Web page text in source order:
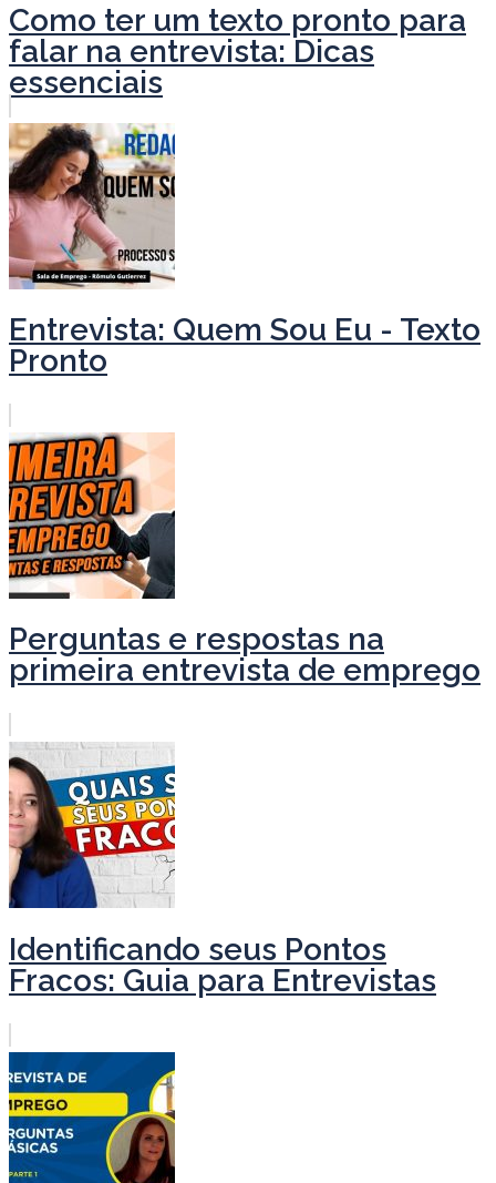
Como ter um texto pronto para
falar na entrevista: Dicas
essenciais
Entrevista: Quem Sou Eu - Texto
Pronto
Perguntas e respostas na
primeira entrevista de emprego
Identificando seus Pontos
Fracos: Guia para Entrevistas